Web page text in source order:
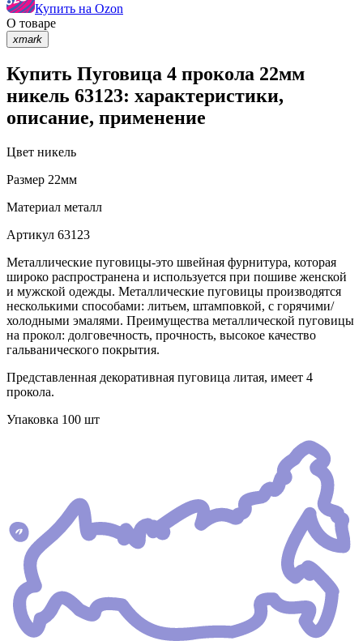
Купить на Ozon
О товаре
xmark
Купить Пуговица 4 прокола 22мм
никель 63123: характеристики,
описание, применение
Цвет никель
Размер 22мм
Материал металл
Артикул 63123
Металлические пуговицы-это швейная фурнитура, которая
широко распространена и используется при пошиве женской
и мужской одежды. Металлические пуговицы производятся
несколькими способами: литьем, штамповкой, с горячими/
холодными эмалями. Преимущества металлической пуговицы
на прокол: долговечность, прочность, высокое качество
гальванического покрытия.
Представленная декоративная пуговица литая, имеет 4
прокола.
Упаковка 100 шт